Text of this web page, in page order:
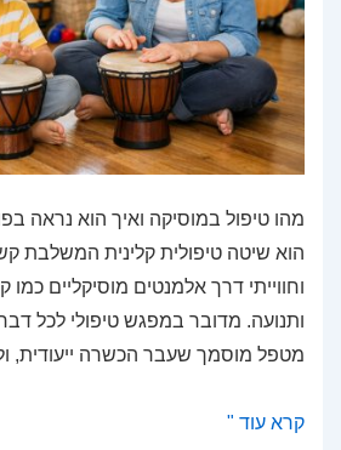
מהו טיפול במוסיקה ואיך הוא נראה
הוא שיטה טיפולית קלינית המשלבת
וחווייתי דרך אלמנטים מוסיקליים כמו
ותנועה. מדובר במפגש טיפולי לכל
מטפל מוסמך שעבר הכשרה ייעודית,
לכוון
קרא עוד "